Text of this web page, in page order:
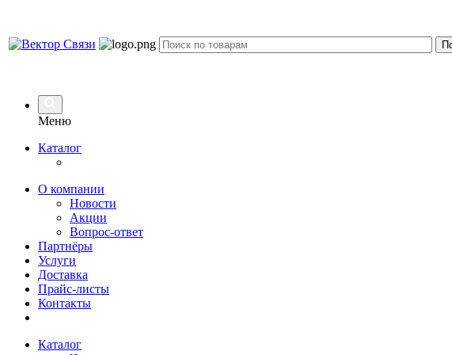
Меню
Каталог
О компании
Новости
Акции
Вопрос-ответ
Партнёры
Услуги
Доставка
Прайс-листы
Контакты
Каталог